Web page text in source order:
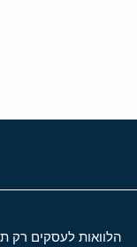
הלוואות לעסקים רק